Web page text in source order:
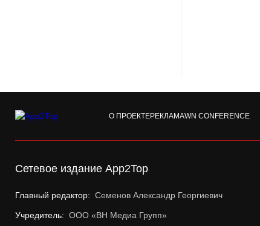
О ПРОЕКТЕРЕКЛАМАWN CONFERENCE
Сетевое издание App2Top
Главный редактор: Семенов Александр Георгиевич
Учредитель: ООО «ВН Медиа Групп»